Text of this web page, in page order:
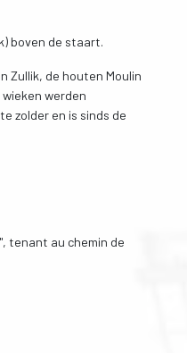
boven de staart.
Zullik, de houten Moulin
werden
zolder en is sinds de
tenant au chemin de